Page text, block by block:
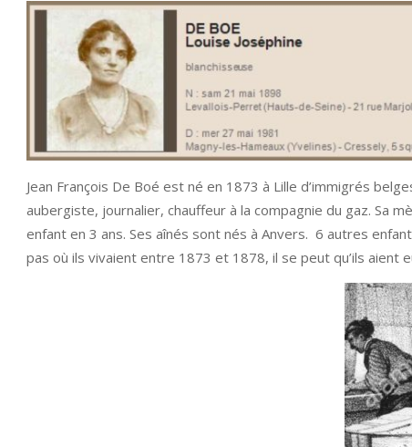
Jean François De Boé est né en 1873 à Lille d’immigrés
aubergiste, journalier, chauffeur à la compagnie du gaz. Sa
enfant en 3 ans. Ses aînés sont nés à Anvers. 6 autres
pas où ils vivaient entre 1873 et 1878, il se peut qu’ils aient